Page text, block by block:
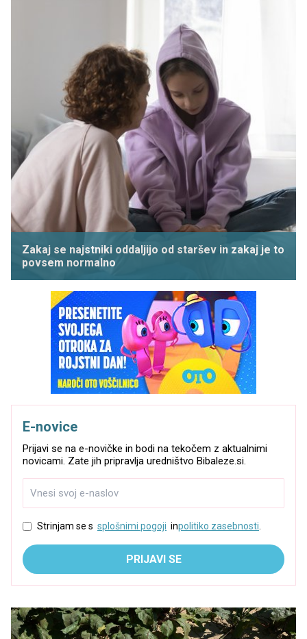
Zakaj se najstniki oddaljijo od staršev in zakaj je to
povsem normalno
E-novice
Prijavi se na e-novičke in bodi na tekočem z aktualnimi
novicami. Zate jih pripravlja uredništvo Bibaleze.si.
Strinjam se s splošnimi pogoji inpolitiko zasebnosti
PRIJAVI SE